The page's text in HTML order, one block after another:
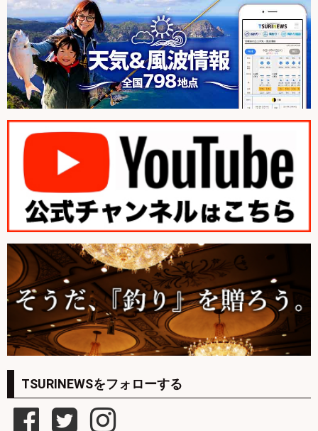
TSURINEWSをフォローする